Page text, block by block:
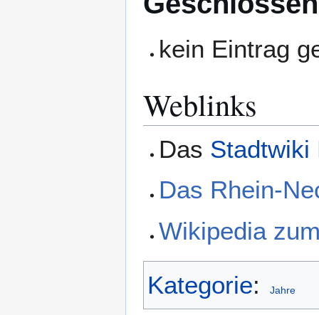
kein Eintrag
Weblinks
Das Stadtwiki
Das Rhein-
Wikipedia
Kategorie: Jahre